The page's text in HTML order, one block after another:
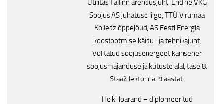
Utilitas Tallinn arendusjuht. Endine VKG
Soojus AS juhatuse liige, TTÜ Virumaa
Kolledz õppejõud, AS Eesti Energia
koostootmise käidu- ja tehnikajuht.
Volitatud soojusenergeetikainsener
soojusmajanduse ja kütuste alal, tase 8.
Staaž lektorina 9 aastat.
Heiki Joarand – diplomeeritud